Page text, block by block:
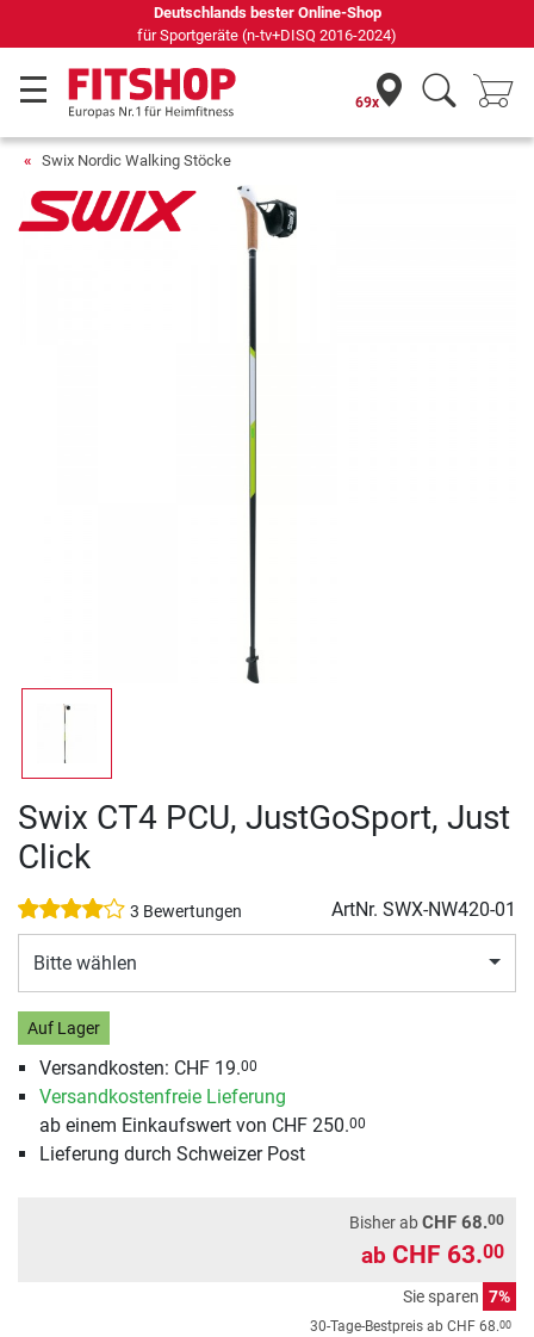
Seit 42 Jahren Ihr Experte für Heimfitness
69x
Swix Nordic Walking Stöcke
Swix CT4 PCU, JustGoSport, Just
Click
3 Bewertungen ArtNr. SWX-NW420-01
Bitte wählen
Auf Lager
Versandkosten: CHF 19.00
Versandkostenfreie Lieferung
ab einem Einkaufswert von CHF 250.00
Lieferung durch Schweizer Post
Bisher abCHF 68.00
ab CHF 63.00
Sie sparen 7%
30-Tage-Bestpreis ab CHF 68.00